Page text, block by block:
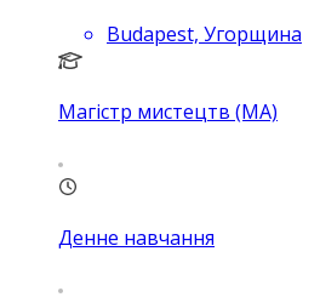
Budapest, Угорщина
Магістр мистецтв (MA)
Денне навчання